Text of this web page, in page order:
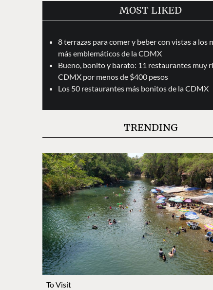
MOST LIKED
8 terrazas para comer y beber con vistas a los
más emblemáticos de la CDMX
Bueno, bonito y barato: 11 restaurantes muy
CDMX por menos de $400 pesos
Los 50 restaurantes más bonitos de la CDMX
TRENDING
To Visit